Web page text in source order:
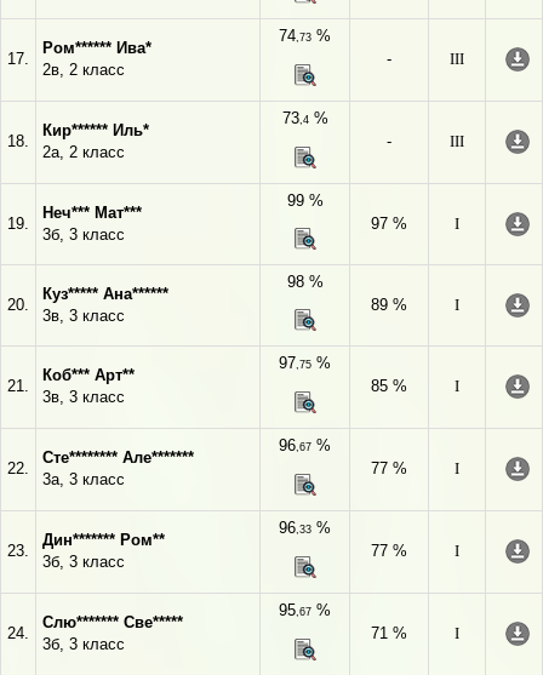
17.
Ром****** Ива*
2в, 2 класс
74,73 %
-
III
18.
Кир****** Иль*
2а, 2 класс
73,4%
-
III
19.
Неч*** Мат***
3б, 3 класс
99 %
97 %
I
20.
Куз***** Ана******
3в, 3 класс
98 %
89 %
I
21.
Коб*** Арт**
3в, 3 класс
97,75 %
85 %
I
22.
Сте******** Але*******
3а, 3 класс
96,67 %
77 %
I
23.
Дин******* Ром**
3б, 3 класс
96,33 %
77 %
I
24.
Слю******* Све*****
3б, 3 класс
95,67 %
71 %
I